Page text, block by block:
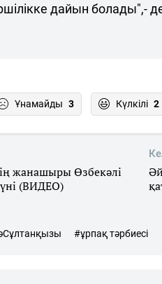
дайын
Ұнамайды 3 Күлкілі 2
жанашыры Өзбекәлі
(ВИДЕО)
#ұрпақ тәрбиесі